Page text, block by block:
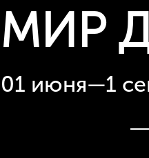
МИР
01 июня—1